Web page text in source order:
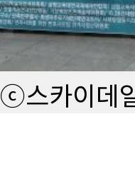
스카이데